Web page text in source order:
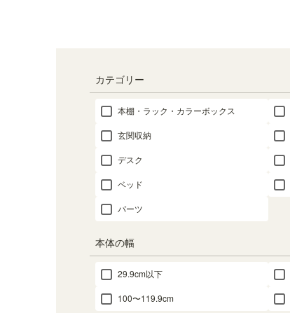
カテゴリー
本棚・ラック・カラーボックス
玄関収納
デスク
ベッド
パーツ
本体の幅
29.9cm以下
100〜119.9cm